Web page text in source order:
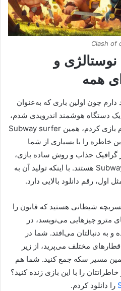
Clash of
Subway Surfer نوستالژی و
همه
چون اولین باری که به‌عنوان
صاحب یک دستگاه هوشمند اندرویدی شدم،
اولین عنوانی که روی تبلت خودم بازی کردم، همین Subway surfer
خاطره را با بسیاری از شما
گرافیک جذاب و روش ساده بازی،
از دلایل محبوبیت زیاد Subway Surfer هستند. با اینکه تولید آن به
شیطانی هستید که قانون را
مترو چیزهایی می‌نویسد، در
به دنبالتان می‌افتد. شما در
مختلف می‌پرید، از زیر
مسیر سکه جمع کنید. شما هم
را با این بازی زنده کنید؟
را دانلود کردم.